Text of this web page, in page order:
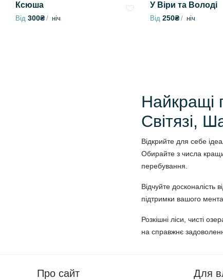
Ксюша
Від 300₴ ніч
У Віри та Володі
Від 250₴ ніч
Найкращі
Світязі,
Відкрийте для себе
Обирайте з числа
перебування.
Відчуйте досконалість
підтримки вашого
Розкішні ліси, чисті
на справжнє
Про сайт Для